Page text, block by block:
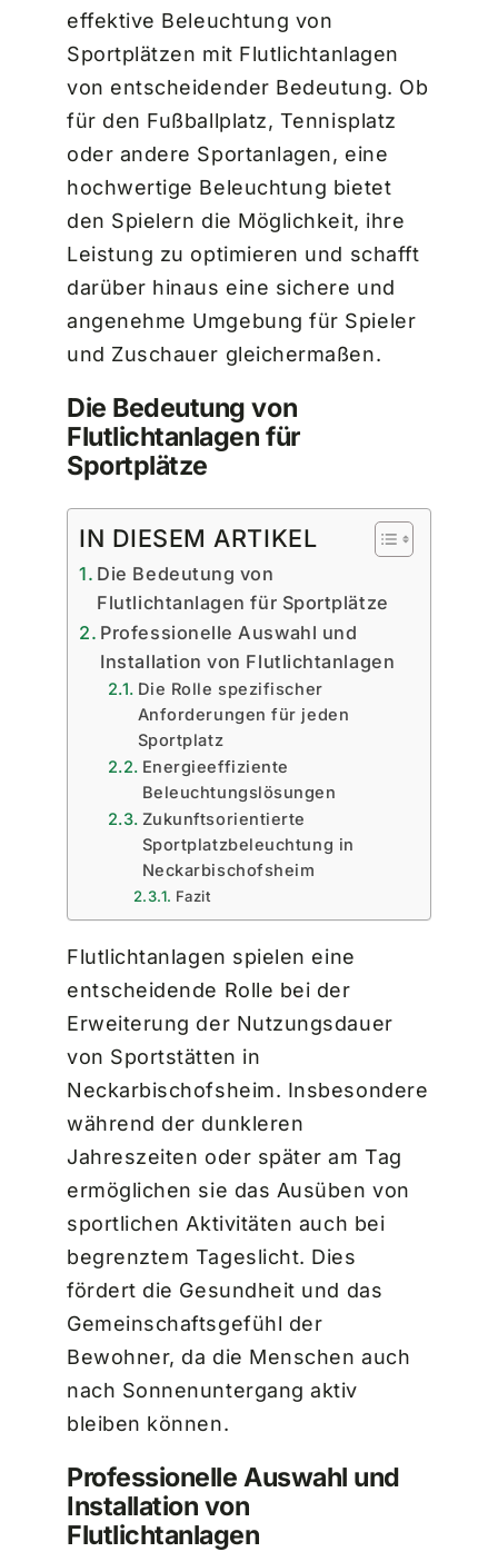
effektive Beleuchtung von
Sportplätzen mit Flutlichtanlagen
von entscheidender Bedeutung. Ob
für den Fußballplatz, Tennisplatz
oder andere Sportanlagen, eine
hochwertige Beleuchtung bietet
den Spielern die Möglichkeit, ihre
Leistung zu optimieren und schafft
darüber hinaus eine sichere und
angenehme Umgebung für Spieler
und Zuschauer gleichermaßen.
Die Bedeutung von
Flutlichtanlagen für
Sportplätze
IN DIESEM ARTIKEL
Die Bedeutung von
Flutlichtanlagen für Sportplätze
Professionelle Auswahl und
Installation von Flutlichtanlagen
Die Rolle spezifischer
Anforderungen für jeden
Sportplatz
Energieeffiziente
Beleuchtungslösungen
Zukunftsorientierte
Sportplatzbeleuchtung in
Neckarbischofsheim
Fazit
Flutlichtanlagen spielen eine
entscheidende Rolle bei der
Erweiterung der Nutzungsdauer
von Sportstätten in
Neckarbischofsheim. Insbesondere
während der dunkleren
Jahreszeiten oder später am Tag
ermöglichen sie das Ausüben von
sportlichen Aktivitäten auch bei
begrenztem Tageslicht. Dies
fördert die Gesundheit und das
Gemeinschaftsgefühl der
Bewohner, da die Menschen auch
nach Sonnenuntergang aktiv
bleiben können.
Professionelle Auswahl und
Installation von
Flutlichtanlagen